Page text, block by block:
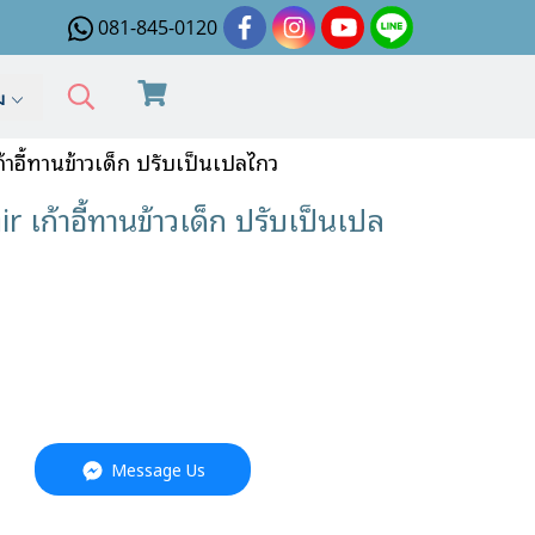
081-845-0120
อี้ทานข้าวเด็ก ปรับเป็นเปลไกว
เก้าอี้ทานข้าวเด็ก ปรับเป็นเปล
Message Us